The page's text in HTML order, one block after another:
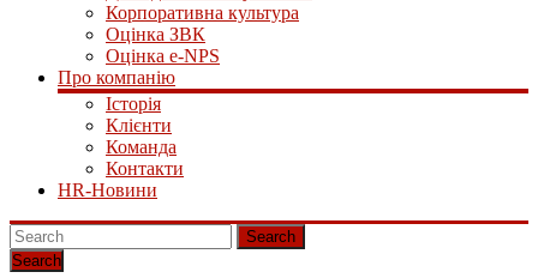
Корпоративна культура
Оцінка ЗВК
Оцінка e-NPS
Про компанію
Історія
Клієнти
Команда
Контакти
HR-Новини
Search